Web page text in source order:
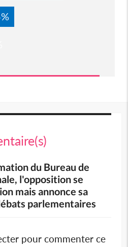
du Bureau de
l'opposition se
mais annonce sa
parlementaires
pour commenter ce